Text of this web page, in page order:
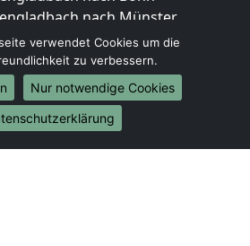
nach Münster
nach Brasilien
nach Brunei
nach Burkina Faso
verwendet Cookies um die
zu verbessern.
Nur notwendige Cookies